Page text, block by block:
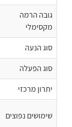
גובה הרמה
מקסימלי
סוג הנעה
סוג הפעלה
יתרון מרכזי
שימושים נפוצים